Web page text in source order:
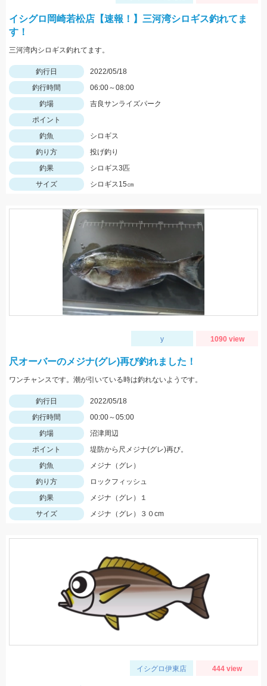
イシグロ岡崎若松店【速報！】三河湾シロギス釣れてま
す！
三河湾内シロギス釣れてます。
釣行日
2022/05/18
釣行時間
06:00～08:00
釣場
吉良サンライズパーク
ポイント
釣魚
シロギス
釣り方
投げ釣り
釣果
シロギス3匹
サイズ
シロギス15㎝
y 1090 view
尺オーバーのメジナ(グレ)再び釣れました！
ワンチャンスです。潮が引いている時は釣れないようです。
釣行日
2022/05/18
釣行時間
00:00～05:00
釣場
沼津周辺
ポイント
堤防から尺メジナ(グレ)再び。
釣魚
メジナ（グレ）
釣り方
ロックフィッシュ
釣果
メジナ（グレ）１
サイズ
メジナ（グレ）３０cm
イシグロ伊東店 444 view